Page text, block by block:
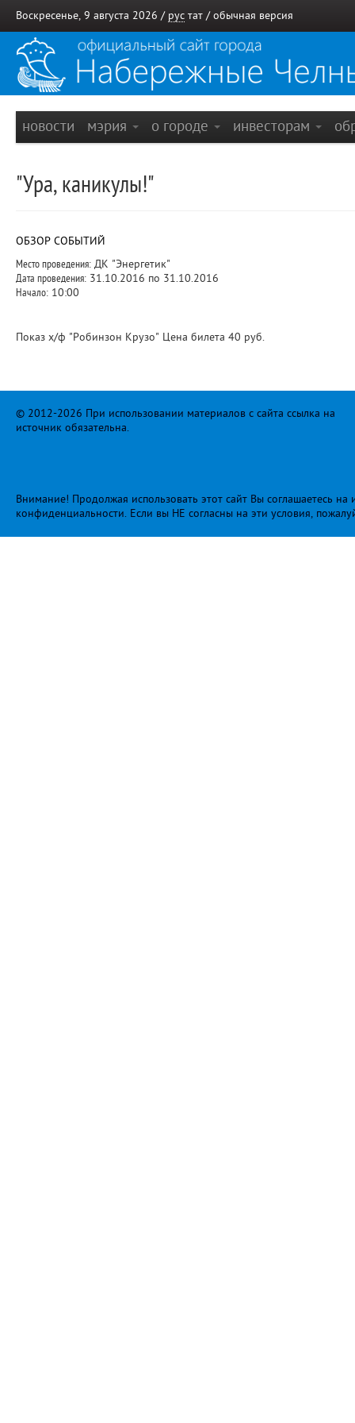
Воскресенье, 9 августа 2026 / рус тат / обычная версия
новости мэрия о городе инвесторам
"Ура, каникулы!"
ОБЗОР СОБЫТИЙ
Место проведения: ДК "Энергетик"
Дата проведения: 31.10.2016 по 31.10.2016
Начало: 10:00
Показ х/ф "Робинзон Крузо" Цена билета 40 руб.
© 2012-2026 При использовании материалов с сайта ссылка на
источник обязательна.
Внимание! Продолжая использовать этот сайт Вы соглашаетесь
конфиденциальности. Если вы НЕ согласны на эти условия,